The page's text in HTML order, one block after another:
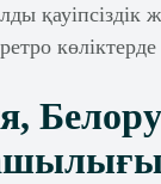
қауіпсіздік